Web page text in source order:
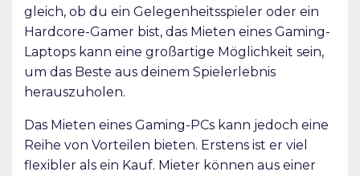
gleich, ob du ein Gelegenheitsspieler oder ein
Hardcore-Gamer bist, das Mieten eines Gaming-
Laptops kann eine großartige Möglichkeit sein,
um das Beste aus deinem Spielerlebnis
herauszuholen.
Das Mieten eines Gaming-PCs kann jedoch eine
Reihe von Vorteilen bieten. Erstens ist er viel
flexibler als ein Kauf. Mieter können aus einer